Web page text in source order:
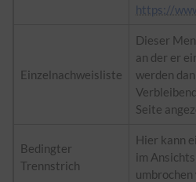
https://
Einzelnachweisliste
Dieser
an der er
werden
Seite
Bedingter
Trennstrich
Hier kann
im
umbrochen